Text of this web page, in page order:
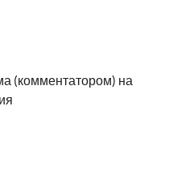
(комментатором) на